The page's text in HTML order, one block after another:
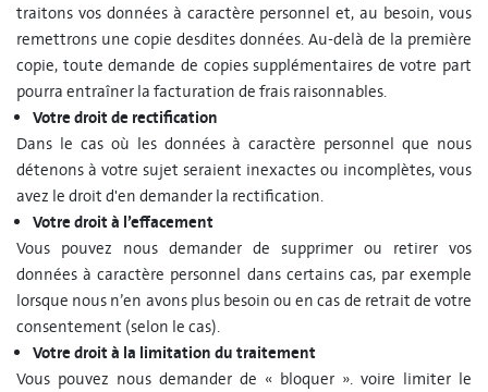
traitons vos données à caractère personnel et, au besoin, vous
remettrons une copie desdites données. Au-delà de la première
copie, toute demande de copies supplémentaires de votre part
pourra entraîner la facturation de frais raisonnables.
Votre droit de rectification
Dans le cas où les données à caractère personnel que nous
détenons à votre sujet seraient inexactes ou incomplètes, vous
avez le droit d'en demander la rectification.
Votre droit à l’effacement
Vous pouvez nous demander de supprimer ou retirer vos
données à caractère personnel dans certains cas, par exemple
lorsque nous n’en avons plus besoin ou en cas de retrait de votre
consentement (selon le cas).
Votre droit à la limitation du traitement
Vous pouvez nous demander de « bloquer ». voire limiter le